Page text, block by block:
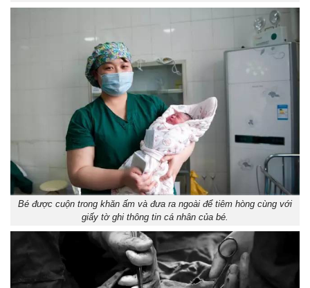
Bé được cuộn trong khăn ấm và đưa ra ngoài để tiêm hòng cùng với
giấy tờ ghi thông tin cá nhân của bé.